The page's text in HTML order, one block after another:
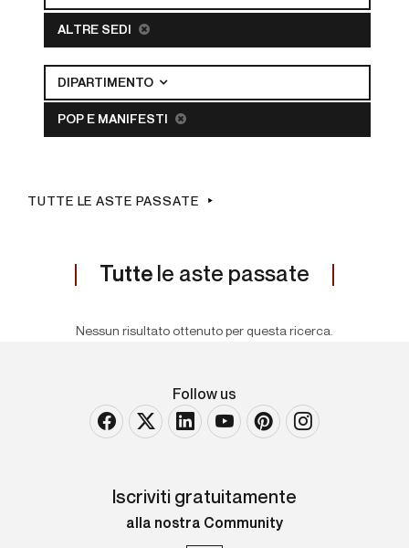
ALTRE SEDI
DIPARTIMENTO
POP E MANIFESTI
TUTTE LE ASTE PASSATE
Tutte le aste passate
Nessun risultato ottenuto per questa ricerca.
Follow us
Iscriviti gratuitamente
alla nostra Community